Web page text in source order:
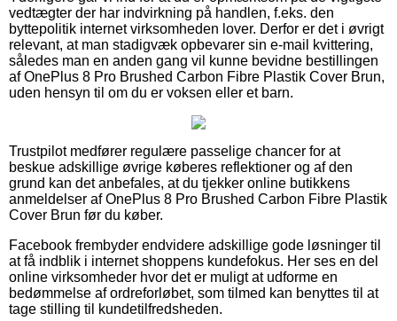
vedtægter der har indvirkning på handlen, f.eks. den
byttepolitik internet virksomheden lover. Derfor er det i øvrigt
relevant, at man stadigvæk opbevarer sin e-mail kvittering,
således man en anden gang vil kunne bevidne bestillingen
af OnePlus 8 Pro Brushed Carbon Fibre Plastik Cover Brun,
uden hensyn til om du er voksen eller et barn.
Trustpilot medfører regulære passelige chancer for at
beskue adskillige øvrige køberes reflektioner og af den
grund kan det anbefales, at du tjekker online butikkens
anmeldelser af OnePlus 8 Pro Brushed Carbon Fibre Plastik
Cover Brun før du køber.
Facebook frembyder endvidere adskillige gode løsninger til
at få indblik i internet shoppens kundefokus. Her ses en del
online virksomheder hvor det er muligt at udforme en
bedømmelse af ordreforløbet, som tilmed kan benyttes til at
tage stilling til kundetilfredsheden.